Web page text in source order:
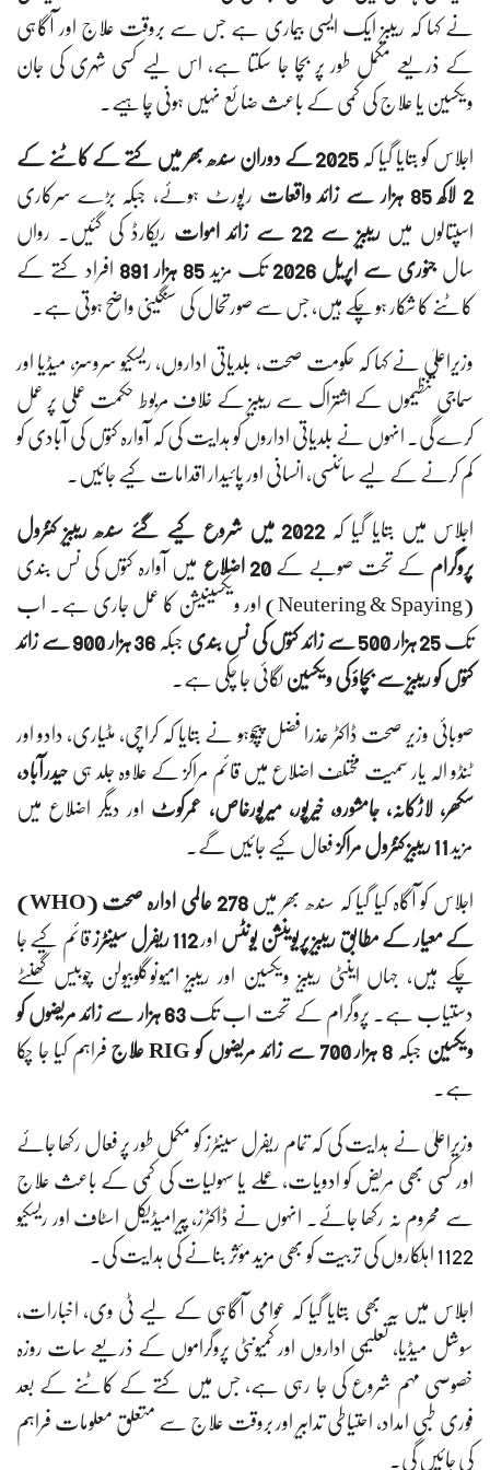
نے کہا کہ ریبیز ایک ایسی بیماری ہے جس سے بروقت علاج اور آگاہی
کے ذریعے مکمل طور پر بچا جا سکتا ہے، اس لیے کسی شہری کی جان
ویکسین یا علاج کی کمی کے باعث ضائع نہیں ہونی چاہیے۔
اجلاس کو بتایا گیا کہ
2025 کے دوران سندھ بھر میں کتے کے کاٹنے کے
2 لاکھ 85 ہزار سے زائد واقعات
رپورٹ ہوئے، جبکہ بڑے سرکاری
اسپتالوں میںریبیز سے 22 سے زائد اموات
ریکارڈ کی گئیں۔ رواں
سالجنوری سے اپریل 2026 تک مزید85 ہزار 891
افراد کتے کے
کاٹنے کا شکار ہو چکے ہیں، جس سے صورتحال کی سنگینی واضح ہوتی ہے۔
وزیراعلیٰ نے کہا کہ حکومت صحت، بلدیاتی اداروں، ریسکیو سروسز، میڈیا اور
سماجی تنظیموں کے اشتراک سے ریبیز کے خلاف مربوط حکمت عملی پر عمل
کرے گی۔ انہوں نے بلدیاتی اداروں کو ہدایت کی کہ آوارہ کتوں کی آبادی کو
کم کرنے کے لیے سائنسی، انسانی اور پائیدار اقدامات کیے جائیں۔
اجلاس میں بتایا گیا کہ
2022 میں شروع کیے گئے سندھ ریبیز کنٹرول
پروگرام
کے تحت صوبے کے20 اضلاع
میں آوارہ کتوں کی نس بندی
(Neutering & Spaying) اور ویکسینیشن کا عمل جاری ہے۔ اب
تک 25 ہزار 500 سے زائد کتوں کی نس بندی جبکہ
36 ہزار 900 سے زائد
کتوں کو ریبیز سے بچاؤ کی ویکسین لگائی جا چکی ہے۔
صوبائی وزیر صحت ڈاکٹر عذرا فضل پیچوہو نے بتایا کہ کراچی، مٹیاری، دادو اور
ٹنڈو الہ یار سمیت مختلف اضلاع میں قائم مراکز کے علاوہ جلد ہی حیدرآباد،
سکھر، لاڑکانہ، جامشورو، خیرپور، میرپورخاص، عمرکوٹ اور دیگر اضلاع میں
مزید 11 ریبیز کنٹرول مراکز فعال کیے جائیں گے۔
اجلاس کو آگاہ کیا گیا کہ سندھ بھر میں
278 عالمی ادارہ صحت (WHO)
کے معیار کے مطابق ریبیز پریوینشن یونٹس اور112 ریفرل سینٹرز
قائم کیے جا
چکے ہیں، جہاں اینٹی ریبیز ویکسین اور ریبیز امیونوگلوبیولن چوبیس گھنٹے
دستیاب ہے۔ پروگرام کے تحت اب تک
63 ہزار سے زائد مریضوں کو
ویکسین جبکہ 8 ہزار 700 سے زائد مریضوں کو RIG علاج
فراہم کیا جا چکا
ہے۔
وزیراعلیٰ نے ہدایت کی کہ تمام ریفرل سینٹرز کو مکمل طور پر فعال رکھا جائے
اور کسی بھی مریض کو ادویات، عملے یا سہولیات کی کمی کے باعث علاج
سے محروم نہ رکھا جائے۔ انہوں نے ڈاکٹرز، پیرامیڈیکل اسٹاف اور ریسکیو
1122 اہلکاروں کی تربیت کو بھی مزید مؤثر بنانے کی ہدایت کی۔
اجلاس میں یہ بھی بتایا گیا کہ عوامی آگاہی کے لیے ٹی وی، اخبارات،
سوشل میڈیا، تعلیمی اداروں اور کمیونٹی پروگراموں کے ذریعے سات روزہ
خصوصی مہم شروع کی جا رہی ہے، جس میں کتے کے کاٹنے کے بعد
فوری طبی امداد، احتیاطی تدابیر اور بروقت علاج سے متعلق معلومات فراہم
کی جائیں گی۔